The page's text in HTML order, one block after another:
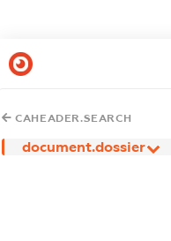
CAHEADER.SEARCH
document.dossier